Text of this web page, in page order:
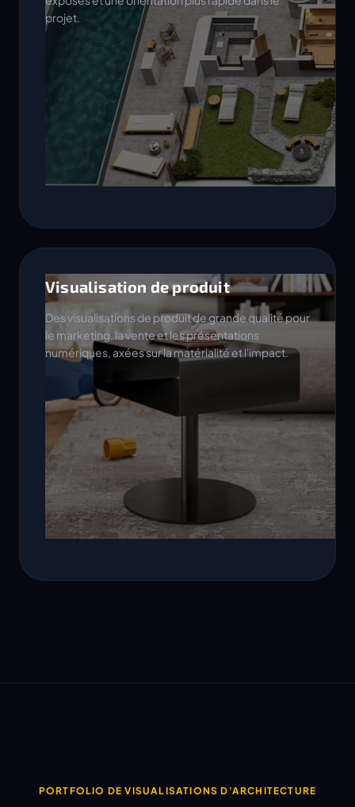
projet.
Visualisation de produit
Des visualisations de produit de grande qualité pour
le marketing, la vente et les présentations
numériques, axées sur la matérialité et l'impact.
PORTFOLIO DE VISUALISATIONS D'ARCHITECTURE